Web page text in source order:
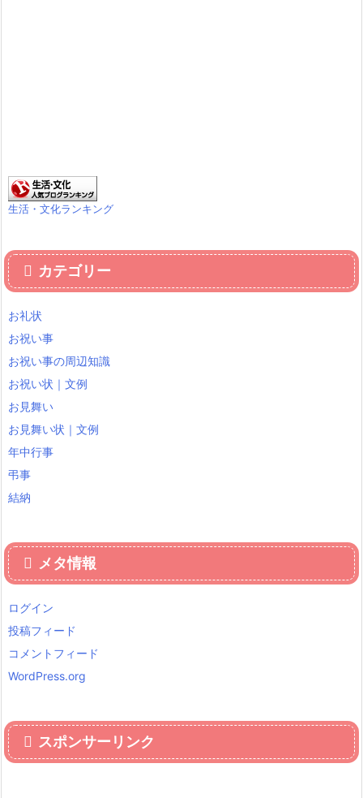
生活・文化ランキング
カテゴリー
お礼状
お祝い事
お祝い事の周辺知識
お祝い状｜文例
お見舞い
お見舞い状｜文例
年中行事
弔事
結納
メタ情報
ログイン
投稿フィード
コメントフィード
WordPress.org
スポンサーリンク